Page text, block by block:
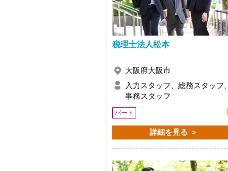
税理士法人松本
大阪府大阪市
入力スタッフ、総務スタッフ、
事務スタッフ
パート
詳細を見る ＞